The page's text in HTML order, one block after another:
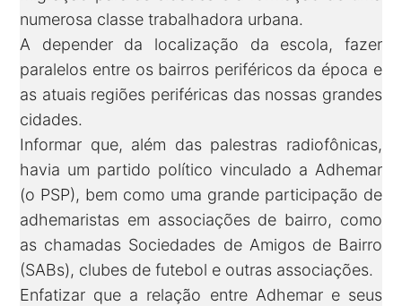
numerosa classe trabalhadora urbana.
A depender da localização da escola, fazer
paralelos entre os bairros periféricos da época e
as atuais regiões periféricas das nossas grandes
cidades.
Informar que, além das palestras radiofônicas,
havia um partido político vinculado a Adhemar
(o PSP), bem como uma grande participação de
adhemaristas em associações de bairro, como
as chamadas Sociedades de Amigos de Bairro
(SABs), clubes de futebol e outras associações.
Enfatizar que a relação entre Adhemar e seus